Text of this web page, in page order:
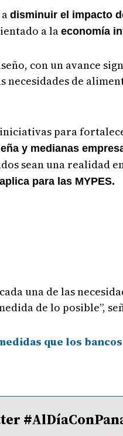
adisminuir el impacto
a laeconomía
con un avance
necesidades de
para
y medianas
sean una realidad
para las MYPES.
una de las
de lo posible”,
que los